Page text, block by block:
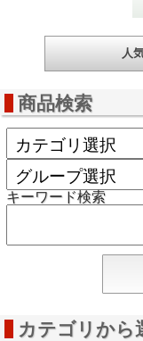
商品検索
キーワード検索
カテゴリから